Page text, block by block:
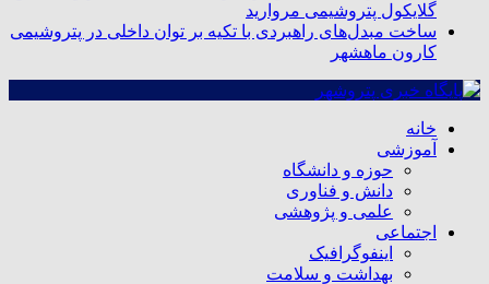
گلایکول پتروشیمی مروارید
ساخت مبدل‌های راهبردی با تکیه بر توان داخلی در پتروشیمی
کارون ماهشهر
خانه
آموزشی
حوزه و دانشگاه
دانش و فناوری
علمی و پژوهشی
اجتماعی
اینفوگرافیک
بهداشت و سلامت